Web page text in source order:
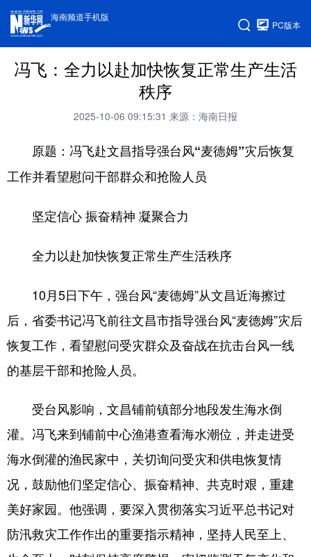
海南频道手机版
PC版本
冯飞：全力以赴加快恢复正常生产生活
秩序
2025-10-06 09:15:31 来源：海南日报
原题：冯飞赴文昌指导强台风“麦德姆”灾后恢复
工作并看望慰问干部群众和抢险人员
坚定信心 振奋精神 凝聚合力
全力以赴加快恢复正常生产生活秩序
10月5日下午，强台风“麦德姆”从文昌近海擦过
后，省委书记冯飞前往文昌市指导强台风“麦德姆”灾后
恢复工作，看望慰问受灾群众及奋战在抗击台风一线
的基层干部和抢险人员。
受台风影响，文昌铺前镇部分地段发生海水倒
灌。冯飞来到铺前中心渔港查看海水潮位，并走进受
海水倒灌的渔民家中，关切询问受灾和供电恢复情
况，鼓励他们坚定信心、振奋精神、共克时艰，重建
美好家园。他强调，要深入贯彻落实习近平总书记对
防汛救灾工作作出的重要指示精神，坚持人民至上、